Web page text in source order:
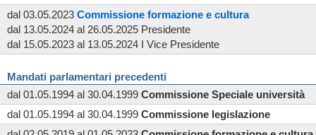
dal 03.05.2023 Commissione formazione e cultura
dal 13.05.2024 al 26.05.2025 Presidente
dal 15.05.2023 al 13.05.2024 I Vice Presidente
Mandati parlamentari precedenti
dal 01.05.1994 al 30.04.1999 Commissione Speciale università
dal 01.05.1994 al 30.04.1999 Commissione legislazione